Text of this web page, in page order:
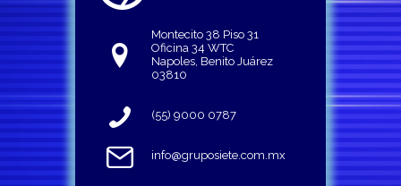
Montecito 38 Piso 31
Oficina 34 WTC
Napoles, Benito Juárez
03810
(55) 9000 0787
info@gruposiete.com.mx